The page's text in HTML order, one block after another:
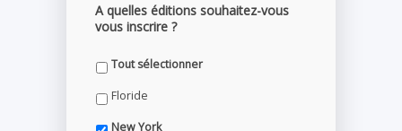
A quelles éditions souhaitez-vous
vous inscrire ?
Tout sélectionner
Floride
New York